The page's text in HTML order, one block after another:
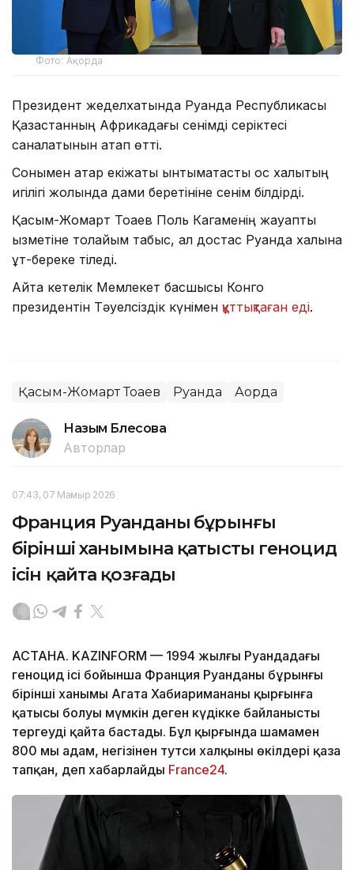
Фото: Ақорда
Президент жеделхатында Руанда Республикасы
Қазақстанның Африкадағы сенімді серіктесі
саналатынын атап өтті.
Сонымен қатар екіжақты ынтымақтастық қос халықтың
игілігі жолында дами беретініне сенім білдірді.
Қасым-Жомарт Тоқаев Поль Кагаменің жауапты
қызметіне толайым табыс, ал достас Руанда халқына
құт-береке тіледі.
Айта кетелік Мемлекет басшысы Конго
президентін Тәуелсіздік күнімен құттықтаған еді.
Қасым-Жомарт Тоқаев Руанда Ақорда
Назым Бөлесова
Авторлар
07:43, 07 Мамыр 2026
Франция Руанданың бұрынғы
бірінші ханымына қатысты геноцид
ісін қайта қозғады
АСТАНА. KAZINFORM — 1994 жылғы Руандадағы
геноцид ісі бойынша Франция Руанданың бұрынғы
бірінші ханымы Агата Хабиаримананың қырғынға
қатысы болуы мүмкін деген күдікке байланысты
тергеуді қайта бастады. Бұл қырғында шамамен
800 мың адам, негізінен тутси халқының өкілдері қаза
тапқан, деп хабарлайды France24.